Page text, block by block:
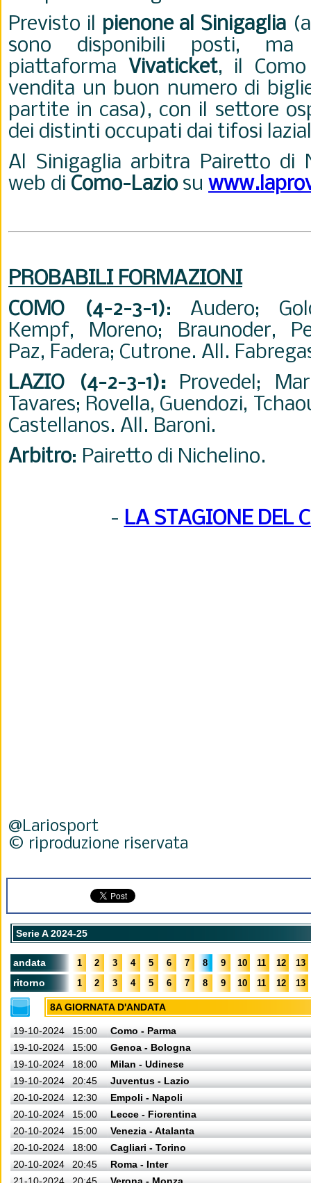
Previsto il pienone al Sinigaglia
sono disponibili posti, ma
piattaforma Vivaticket, il
vendita un buon numero di
partite in casa), con il settore
dei distinti occupati dai tifosi
Al Sinigaglia arbitra Pairetto di
web di Como-Laziosu
PROBABILI FORMAZIONI
COMO (4-2-3-1): Audero;
Kempf, Moreno; Braunoder,
Paz, Fadera; Cutrone. All.
LAZIO (4-2-3-1): Provedel;
Tavares; Rovella, Guendozi,
Castellanos. All. Baroni.
Arbitro: Pairetto di Nichelino.
- LA STAGIONE DEL
@Lariosport
© riproduzione riservata
Serie A 2024-25
andata 1 2 3 4 5 6 7 8 9 10 11 12 13
ritorno 1 2 3 4 5 6 7 8 9 10 11 12 13
8A GIORNATA D'ANDATA
19-10-2024 15:00
Como - Parma
19-10-2024
15:00
Genoa - Bologna
19-10-2024
18:00
Milan - Udinese
19-10-2024
20:45
Juventus - Lazio
20-10-2024
12:30
Empoli - Napoli
20-10-2024
15:00
Lecce - Fiorentina
20-10-2024
15:00
Venezia - Atalanta
20-10-2024
18:00
Cagliari - Torino
20-10-2024
20:45
Roma - Inter